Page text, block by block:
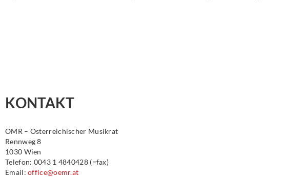
KONTAKT
ÖMR – Österreichischer Musikrat
Rennweg 8
1030 Wien
Telefon: 0043 1 4840428 (=fax)
Email:office@oemr.at